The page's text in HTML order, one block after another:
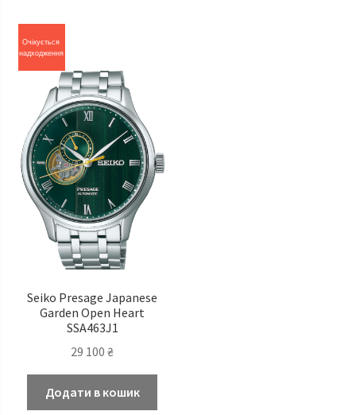
Очікується
надходження
Seiko Presage Japanese
Garden Open Heart
SSA463J1
29 100₴
Додати в кошик